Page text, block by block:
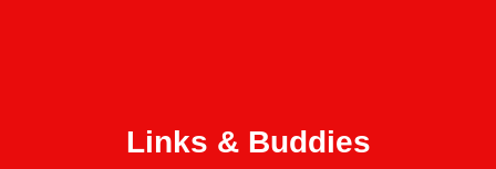
Links & Buddies